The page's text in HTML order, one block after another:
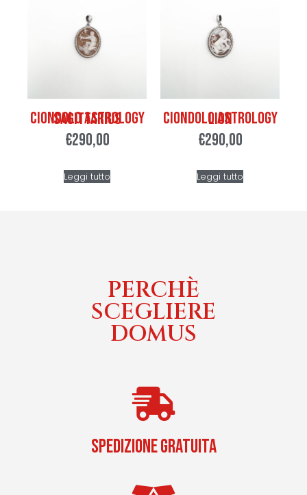
Ciondolo Astrology Sagittarius
€290,00
Leggi tutto
Ciondolo Astrology Lion
€290,00
Leggi tutto
PERCHÈ
SCEGLIERE
DOMUS
SPEDIZIONE GRATUITA